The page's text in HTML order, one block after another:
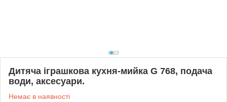
Дитяча іграшкова кухня-мийка G 768, подача
води, аксесуари.
Немає в наявності